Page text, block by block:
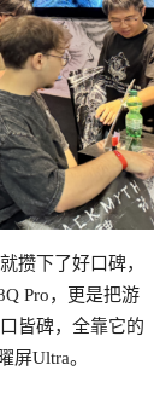
攒下了好口碑，
Pro，更是把游
皆碑，全靠它的
Ultra。